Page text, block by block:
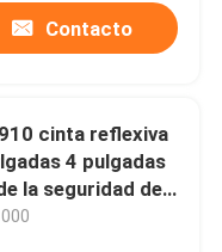
Contacto
cinta reflexiva
la seguridad de